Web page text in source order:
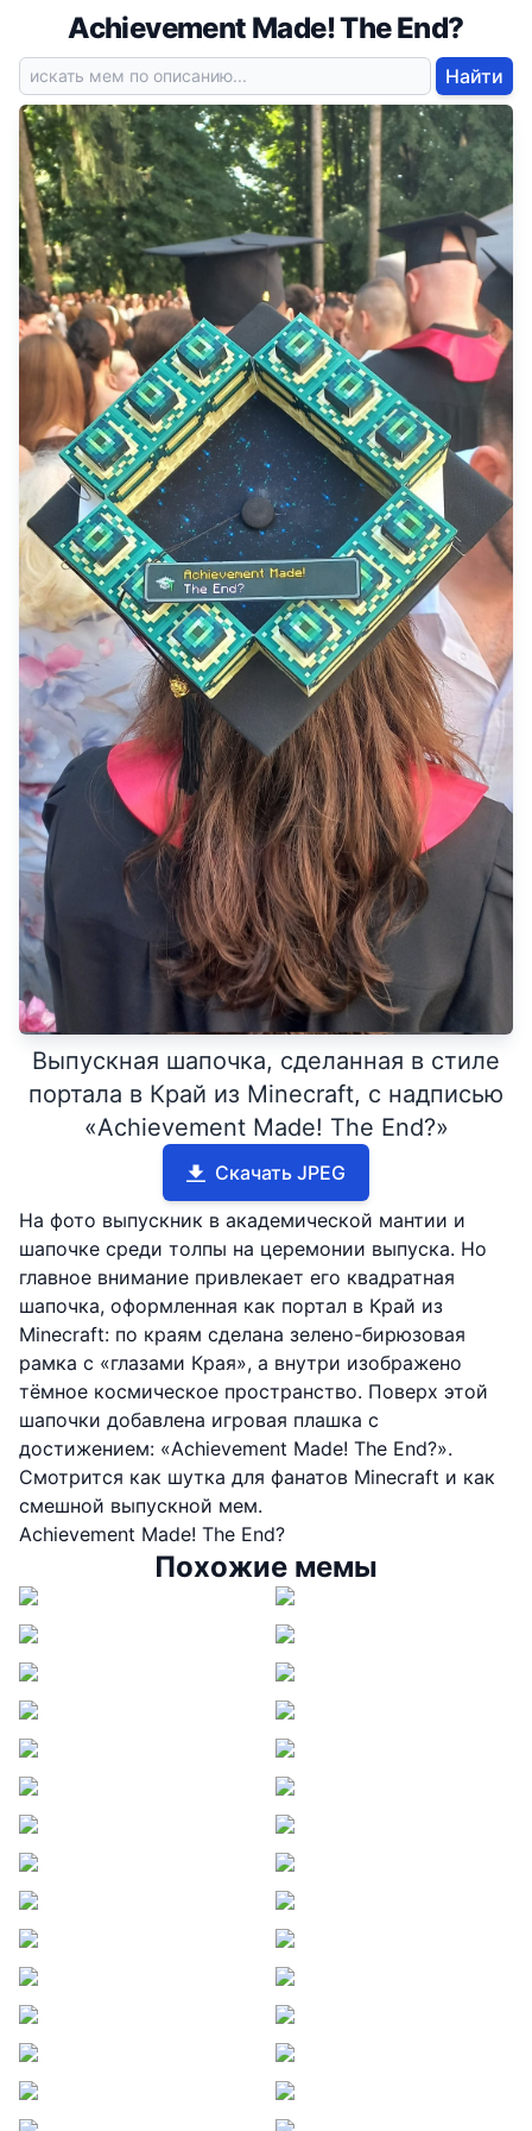
Achievement Made! The End?
Найти
Выпускная шапочка, сделанная в стиле
портала в Край из Minecraft, с надписью
«Achievement Made! The End?»
Скачать JPEG
На фото выпускник в академической мантии и
шапочке среди толпы на церемонии выпуска. Но
главное внимание привлекает его квадратная
шапочка, оформленная как портал в Край из
Minecraft: по краям сделана зелено-бирюзовая
рамка с «глазами Края», а внутри изображено
тёмное космическое пространство. Поверх этой
шапочки добавлена игровая плашка с
достижением: «Achievement Made! The End?».
Смотрится как шутка для фанатов Minecraft и как
смешной выпускной мем.
Achievement Made! The End?
Похожие мемы